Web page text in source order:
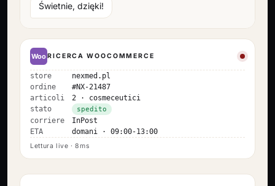
Świetnie, dzięki!
WooRICERCA WOOCOMMERCE
store
nexmed.pl
ordine
#NX-21487
articoli
2 · cosmeceutici
stato
spedito
corriere
InPost
ETA
domani · 09:00-13:00
Lettura live · 8ms